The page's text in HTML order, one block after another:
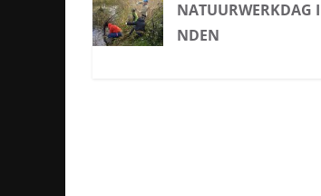
NATUURWERKDAG
NDEN